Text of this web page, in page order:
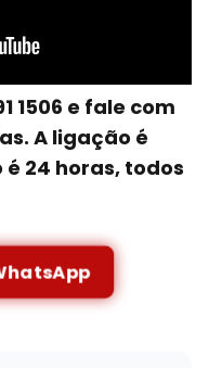
1506 e fale com
A ligação é
24 horas, todos